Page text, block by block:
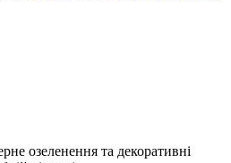
озеленення та декоративні